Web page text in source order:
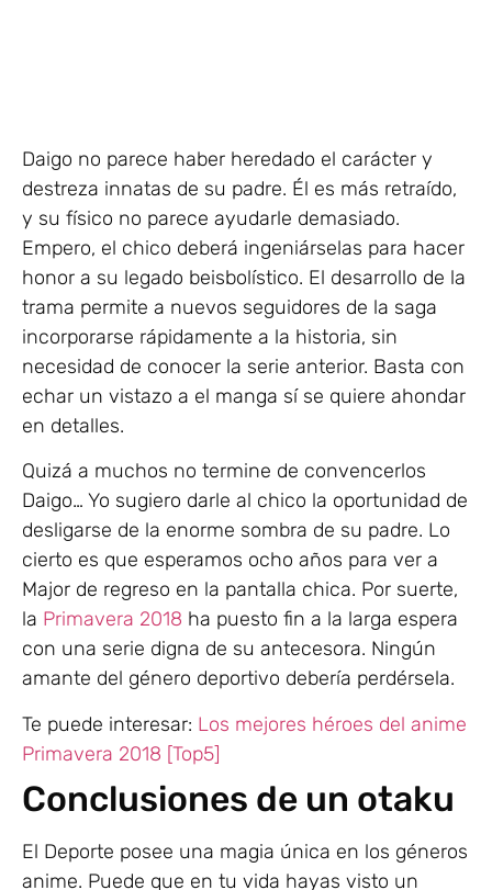
Daigo no parece haber heredado el carácter y
destreza innatas de su padre. Él es más retraído,
y su físico no parece ayudarle demasiado.
Empero, el chico deberá ingeniárselas para hacer
honor a su legado beisbolístico. El desarrollo de la
trama permite a nuevos seguidores de la saga
incorporarse rápidamente a la historia, sin
necesidad de conocer la serie anterior. Basta con
echar un vistazo a el manga sí se quiere ahondar
en detalles.
Quizá a muchos no termine de convencerlos
Daigo… Yo sugiero darle al chico la oportunidad de
desligarse de la enorme sombra de su padre. Lo
cierto es que esperamos ocho años para ver a
Major de regreso en la pantalla chica. Por suerte,
la Primavera 2018 ha puesto fin a la larga espera
con una serie digna de su antecesora. Ningún
amante del género deportivo debería perdérsela.
Te puede interesar: Los mejores héroes del anime
Primavera 2018 [Top5]
Conclusiones de un otaku
El Deporte posee una magia única en los géneros
anime. Puede que en tu vida hayas visto un